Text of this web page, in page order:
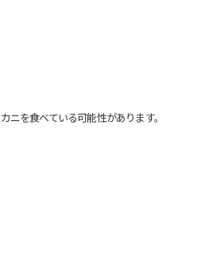
を食べている可能性があります。